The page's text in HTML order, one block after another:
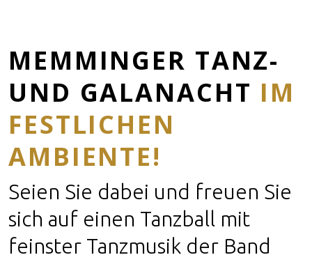
MEMMINGER TANZ-
UND GALANACHT IM
FESTLICHEN
AMBIENTE!
Seien Sie dabei und freuen Sie
sich auf einen Tanzball mit
feinster Tanzmusik der Band